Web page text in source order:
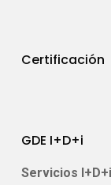
Certificación
GDE I+D+i
Servicios I+D+i